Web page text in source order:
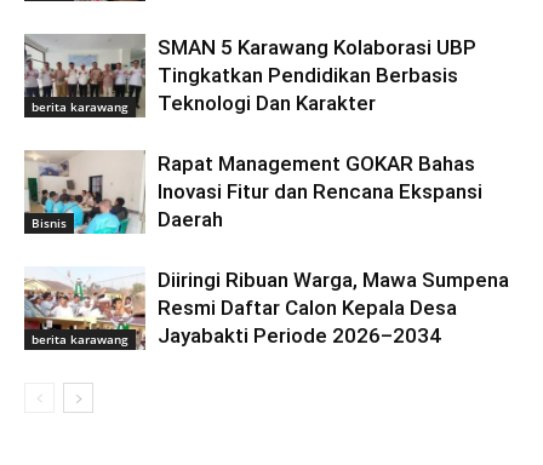
berita karawang
SMAN 5 Karawang Kolaborasi UBP
Tingkatkan Pendidikan Berbasis
Teknologi Dan Karakter
Bisnis
Rapat Management GOKAR Bahas
Inovasi Fitur dan Rencana Ekspansi
Daerah
berita karawang
Diiringi Ribuan Warga, Mawa Sumpena
Resmi Daftar Calon Kepala Desa
Jayabakti Periode 2026–2034